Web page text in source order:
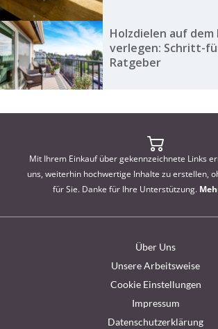
Holzdielen auf dem
verlegen: Schritt-
Ratgeber
Mit Ihrem Einkauf über gekennzeichnete Links
uns, weiterhin hochwertige Inhalte zu erstellen,
für Sie. Danke für Ihre Unterstützung.
Über Uns
Unsere Arbeitsweise
Cookie Einstellungen
Impressum
Datenschutzerklärung